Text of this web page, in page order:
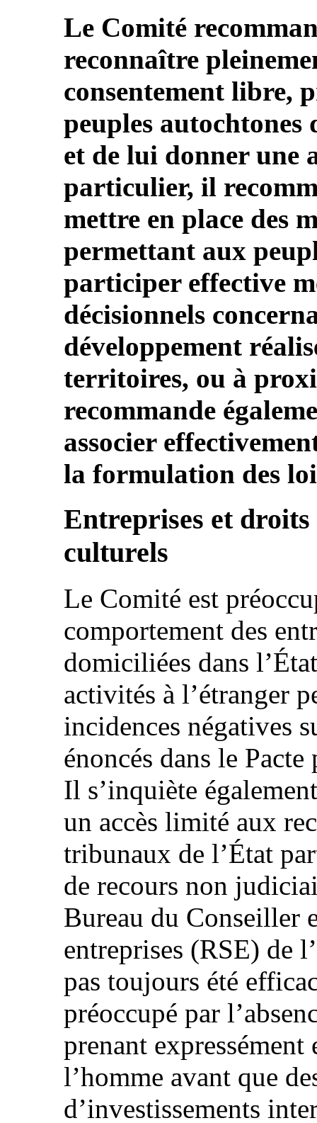
Le Comité
reconnaître
consentement libre,
peuples autochtones
et de lui donner une
particulier, il
mettre en place des
permettant aux
participer effective
décisionnels
développement
territoires, ou à
recommande
associer
la formulation des
Entreprises et droits
culturels
Le Comité est
comportement des
domiciliées dans
activités à l’étranger
incidences négatives
énoncés dans le
Il s’inquiète
un accès limité aux
tribunaux de l’État
de recours non
Bureau du Conseiller
entreprises (RSE) de
pas toujours été
préoccupé par
prenant
l’homme avant que
d’investissements